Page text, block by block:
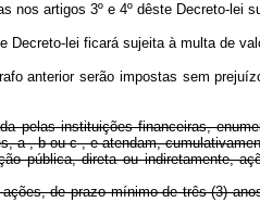
artigos 3º e 4º dêste Decreto-lei
lei ficará sujeita à multa de
serão impostas sem
pelas instituições financeiras,
a , b ou c , e atendam,
pública, direta ou indiretamente,
de prazo mínimo de três (3)